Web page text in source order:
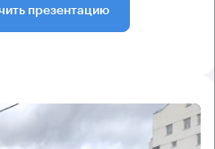
презентацию